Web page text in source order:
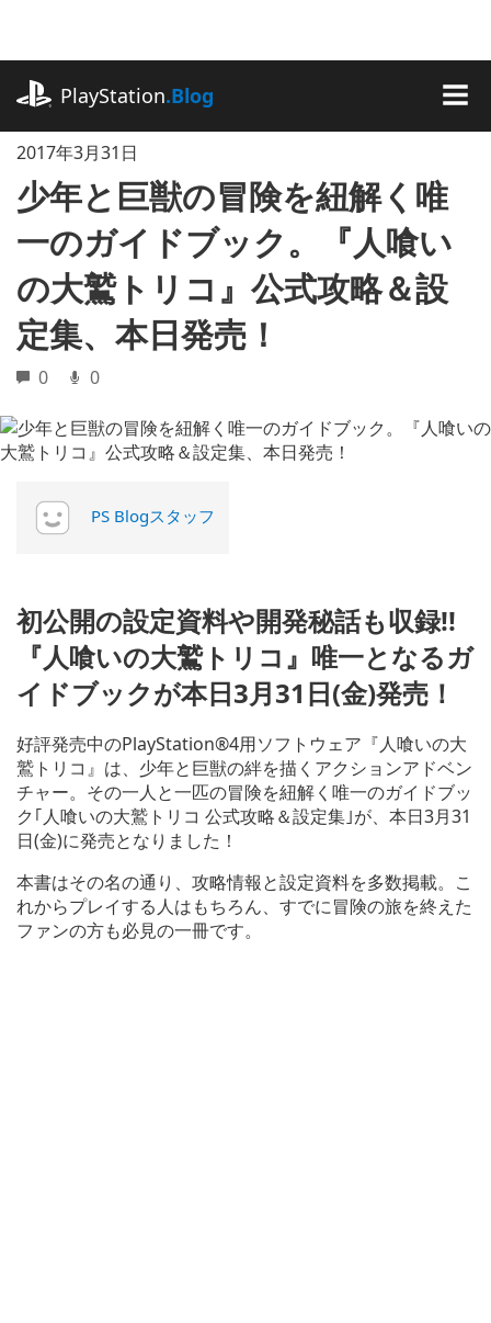
に
キ
ッ
プ
PlayStation.Blog
2017年3月31日
少年と巨獣の冒険を紐解く唯
一のガイドブック。『人喰い
の大鷲トリコ』公式攻略＆設
定集、本日発売！
0 0
PS Blogスタッフ
初公開の設定資料や開発秘話も収録!!
『人喰いの大鷲トリコ』唯一となるガ
イドブックが本日3月31日(金)発売！
好評発売中のPlayStation®4用ソフトウェア『人喰いの大
鷲トリコ』は、少年と巨獣の絆を描くアクションアドベン
チャー。その一人と一匹の冒険を紐解く唯一のガイドブッ
ク｢人喰いの大鷲トリコ 公式攻略＆設定集｣が、本日3月31
日(金)に発売となりました！
本書はその名の通り、攻略情報と設定資料を多数掲載。こ
れからプレイする人はもちろん、すでに冒険の旅を終えた
ファンの方も必見の一冊です。